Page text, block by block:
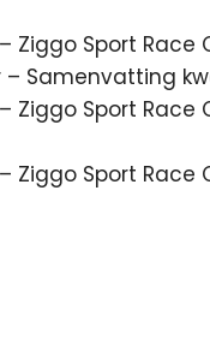
Ziggo Sport Race
– Samenvatting
Ziggo Sport
Ziggo Sport